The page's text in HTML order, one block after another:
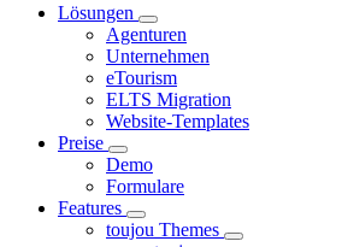
Lösungen
Agenturen
Unternehmen
eTourism
ELTS Migration
Website-Templates
Preise
Demo
Formulare
Features
toujou Themes